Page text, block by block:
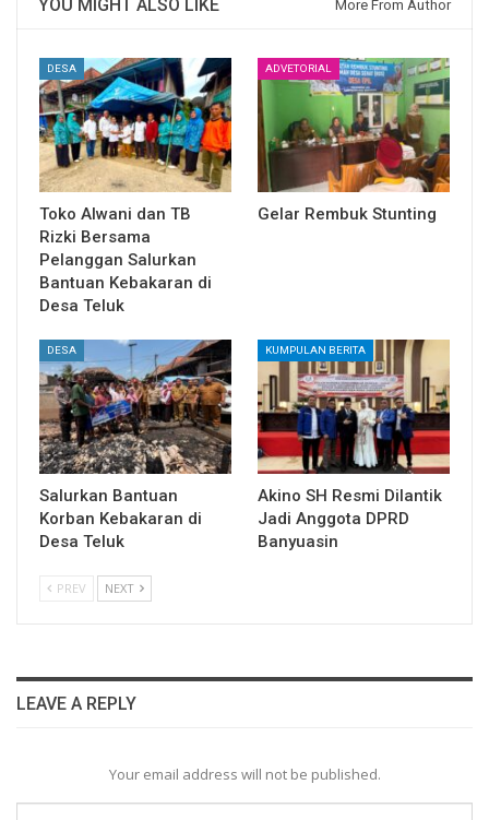
YOU MIGHT ALSO LIKE More From Author
DESA
Toko Alwani dan TB
Rizki Bersama
Pelanggan Salurkan
Bantuan Kebakaran di
Desa Teluk
ADVETORIAL
Gelar Rembuk Stunting
DESA
Salurkan Bantuan
Korban Kebakaran di
Desa Teluk
KUMPULAN BERITA
Akino SH Resmi Dilantik
Jadi Anggota DPRD
Banyuasin
PREV NEXT
LEAVE A REPLY
Your email address will not be published.